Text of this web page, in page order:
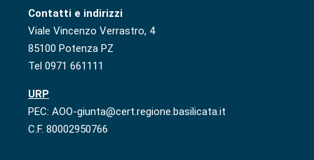
Contatti e indirizzi
Viale Vincenzo Verrastro, 4
85100 Potenza PZ
Tel 0971 661111
URP
PEC: AOO-giunta@cert.regione.basilicata.it
C.F. 80002950766